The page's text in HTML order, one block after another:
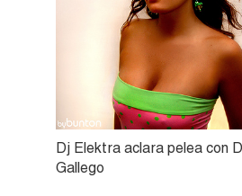
Dj Elektra aclara pelea con
Gallego